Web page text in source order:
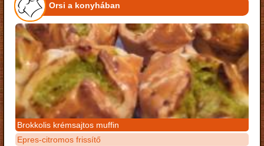
Orsi a konyhában
Brokkolis krémsajtos muffin
Epres-citromos frissítő